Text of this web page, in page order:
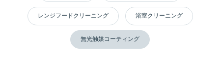
レンジフードクリーニング 浴室クリーニング
無光触媒コーティング